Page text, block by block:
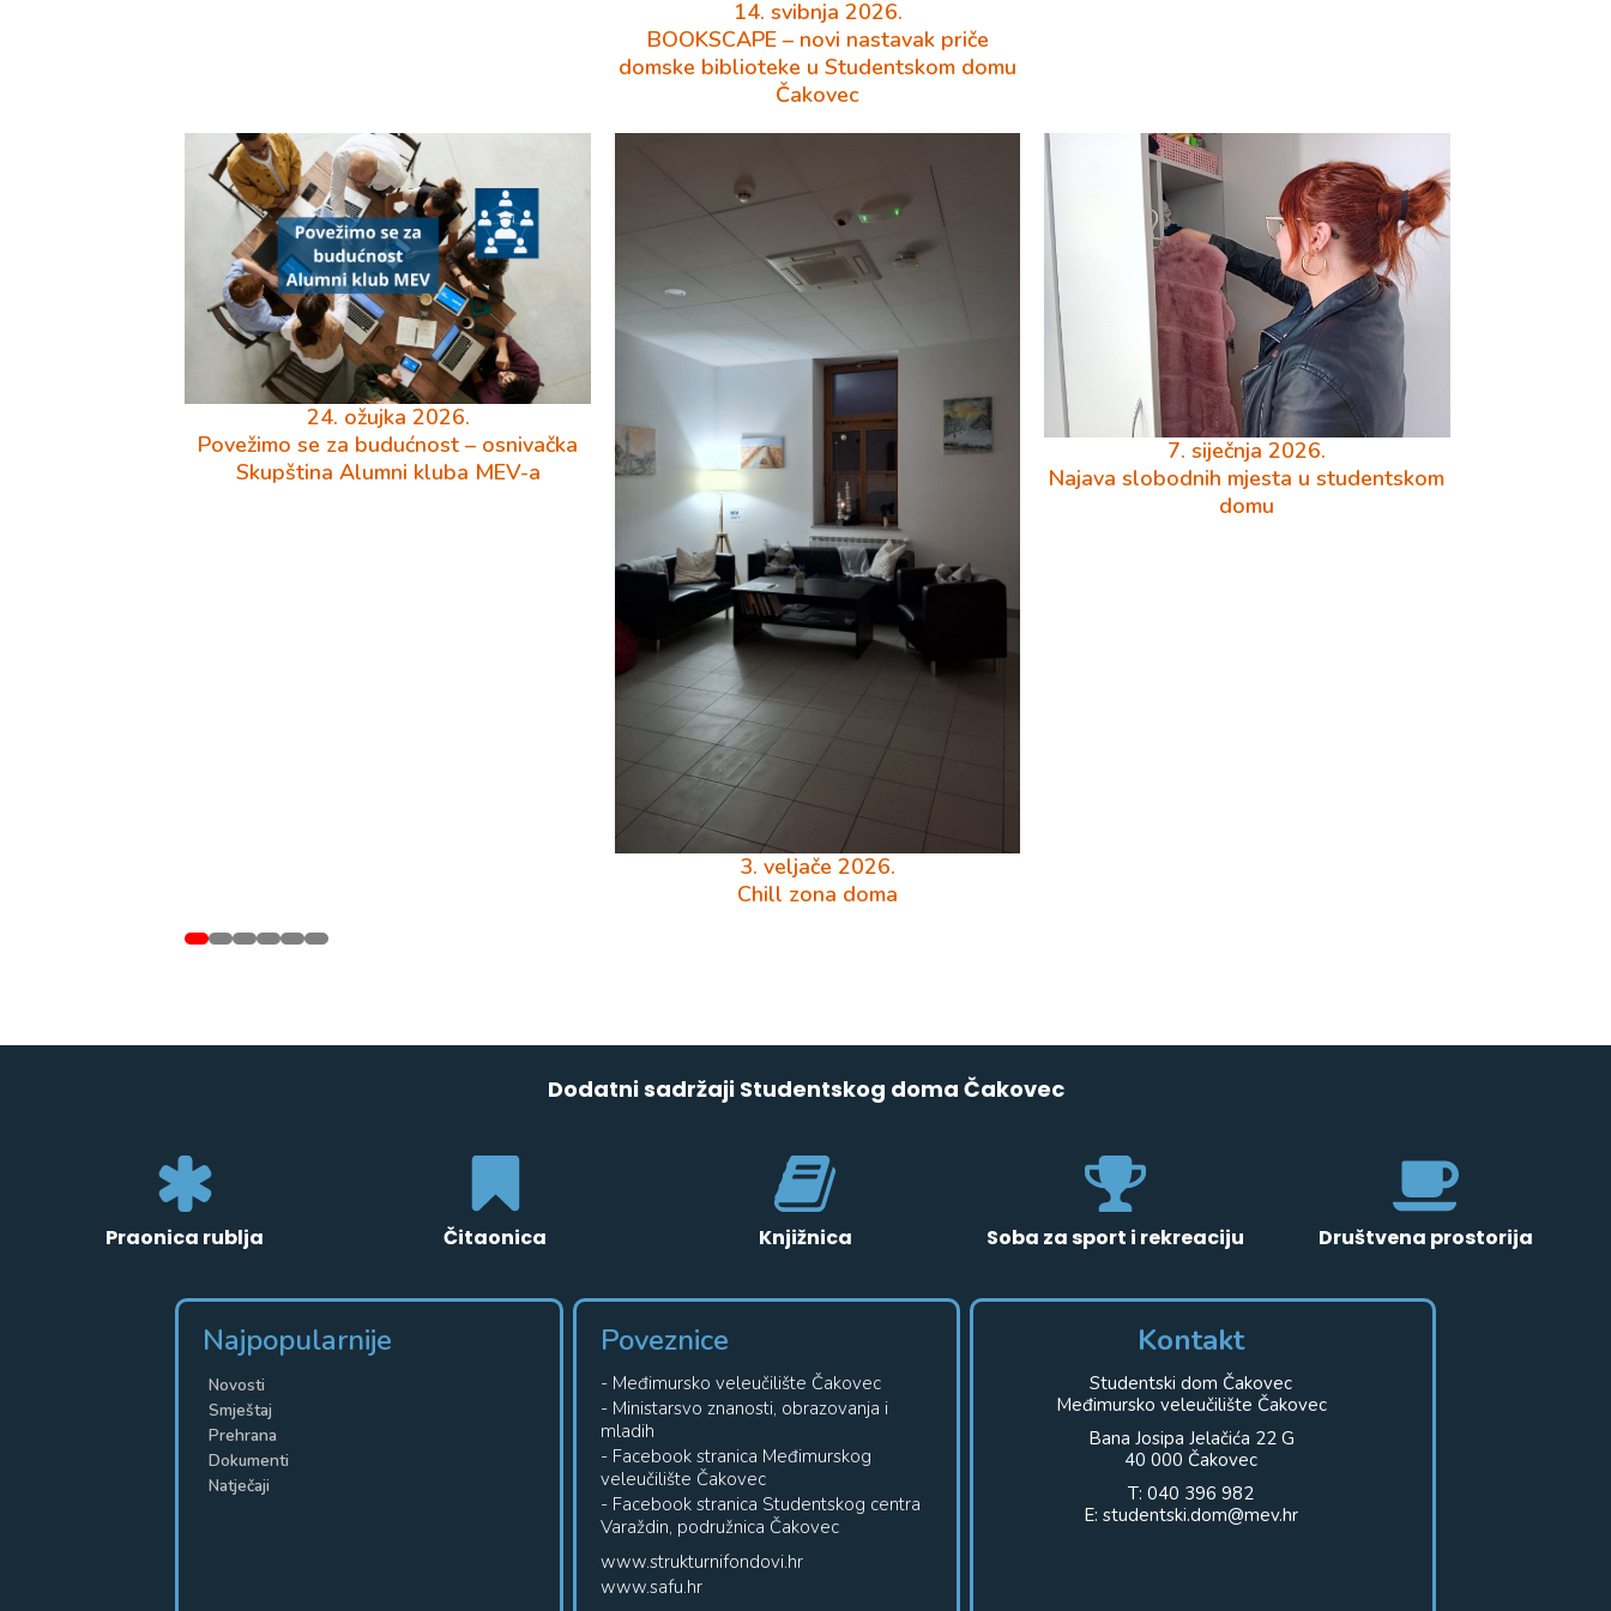
14. svibnja 2026.
BOOKSCAPE – novi nastavak priče
domske biblioteke u Studentskom domu
Čakovec
24. ožujka 2026.
Povežimo se za budućnost – osnivačka
Skupština Alumni kluba MEV-a
3. veljače 2026.
Chill zona doma
7. siječnja 2026.
Najava slobodnih mjesta u studentskom
domu
Dodatni sadržaji Studentskog doma Čakovec
Praonica rublja Čitaonica Knjižnica Soba za sport i rekreaciju Društvena prostorija
Najpopularnije
Novosti
Smještaj
Prehrana
Dokumenti
Natječaji
Poveznice
- Međimursko veleučilište Čakovec
- Ministarsvo znanosti, obrazovanja i
mladih
- Facebook stranica Međimurskog
veleučilište Čakovec
- Facebook stranica Studentskog centra
Varaždin, podružnica Čakovec
www.strukturnifondovi.hr
www.safu.hr
Kontakt
Studentski dom Čakovec
Međimursko veleučilište Čakovec
Bana Josipa Jelačića 22 G
40 000 Čakovec
T: 040 396 982
E: studentski.dom@mev.hr